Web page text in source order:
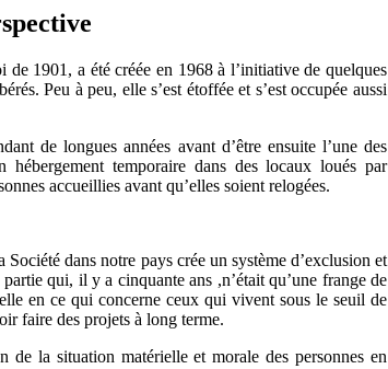
1901, a été créée en 1968 à l’initiative de quelques
Peu à peu, elle s’est étoffée et s’est occupée aussi
de longues années avant d’être ensuite l’une des
hébergement temporaire dans des locaux loués par
accueillies avant qu’elles soient relogées.
dans notre pays crée un système d’exclusion et
qui, il y a cinquante ans ,n’était qu’une frange de
en ce qui concerne ceux qui vivent sous le seuil de
faire des projets à long terme.
de la situation matérielle et morale des personnes en